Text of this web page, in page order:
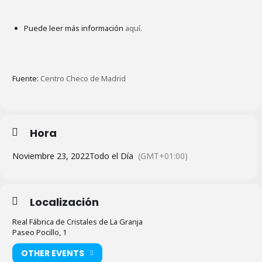
Puede leer más información aquí.
Fuente: Centro Checo de Madrid
Hora
Noviembre 23, 2022Todo el Día (GMT+01:00)
Localización
Real Fábrica de Cristales de La Granja
Paseo Pocillo, 1
OTHER EVENTS